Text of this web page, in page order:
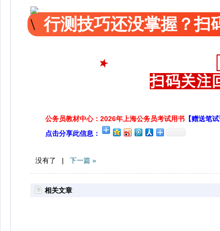
行测技巧还没掌握？扫
扫码关注
公务员教材中心：2026年上海公务员考试用书 【赠送笔
点击分享此信息：
没有了 | 下一篇 »
相关文章